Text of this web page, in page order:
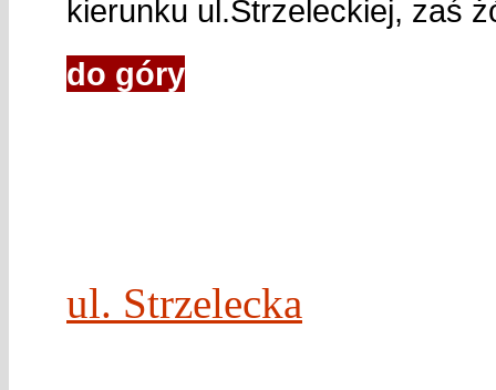
kierunku ul.Strzeleckiej, zaś
do góry
ul. Strzelecka